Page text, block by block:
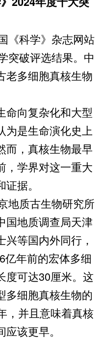
《科学》杂志网站
突破评选结果。中
老多细胞真核生物
命向复杂化和大型
为是生命演化史上
而，真核生物最早
，学界对这一重大
据。
地质古生物研究所
国地质调查局天津
等国内外同行，
亿年前的宏体多细
度可达30厘米。这
多细胞真核生物的
，并且意味着真核
该更早。